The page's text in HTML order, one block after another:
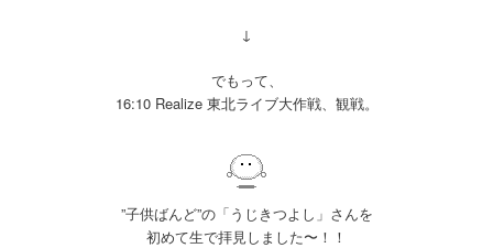
↓
でもって、
16:10 Realize 東北ライブ大作戦、観戦。
”子供ばんど”の「うじきつよし」さんを
初めて生で拝見しました〜！！